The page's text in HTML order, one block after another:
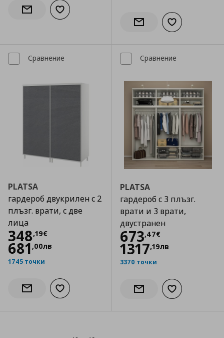
Информирай ме за наличност
Добави към списъка с любими
Информирай ме за
Добави към
Сравнение
PLATSA
гардероб двукрилен с 2
плъзг. врати, с две
лица
348,19€
Цена
681 ,00лв
1745 точки
Информирай ме за наличност
Добави към списъка с любими
Сравнение
PLATSA
гардероб с 3 плъзг.
врати и 3 врати,
двустранен
673,47€
Цена673,47 €
1317,19лв
3370 точки
Информирай ме за
Добави към